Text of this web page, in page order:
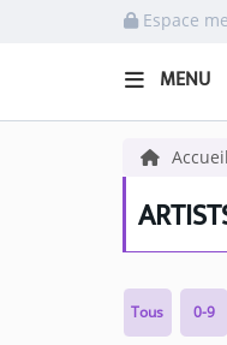
Espace
MENU
HOME NECOF
LOCAL NEWS
Accueil
Tous 0-9